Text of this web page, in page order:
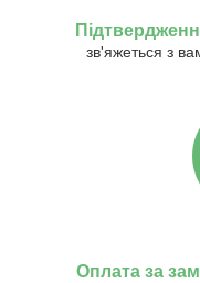
зв'яжеться з
Оплата за